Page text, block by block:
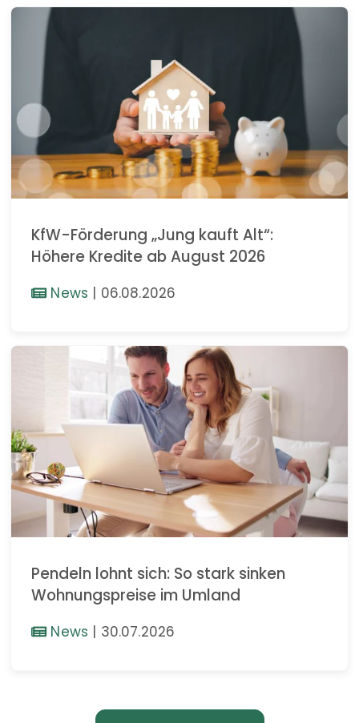
KfW-Förderung „Jung kauft Alt“:
Höhere Kredite ab August 2026
News | 06.08.2026
Pendeln lohnt sich: So stark sinken
Wohnungspreise im Umland
News | 30.07.2026